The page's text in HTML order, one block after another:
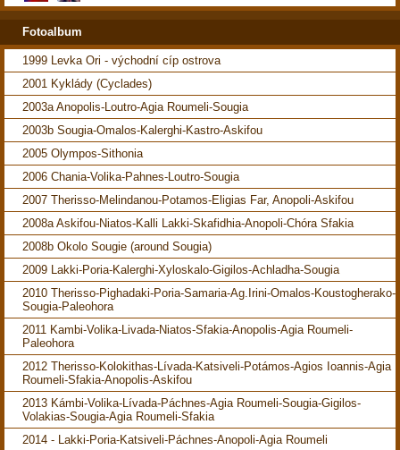
Fotoalbum
1999 Levka Ori - východní cíp ostrova
2001 Kyklády (Cyclades)
2003a Anopolis-Loutro-Agia Roumeli-Sougia
2003b Sougia-Omalos-Kalerghi-Kastro-Askifou
2005 Olympos-Sithonia
2006 Chania-Volika-Pahnes-Loutro-Sougia
2007 Therisso-Melindanou-Potamos-Eligias Far, Anopoli-Askifou
2008a Askifou-Niatos-Kalli Lakki-Skafidhia-Anopoli-Chóra Sfakia
2008b Okolo Sougie (around Sougia)
2009 Lakki-Poria-Kalerghi-Xyloskalo-Gigilos-Achladha-Sougia
2010 Therisso-Pighadaki-Poria-Samaria-Ag.Irini-Omalos-Koustogherako-
Sougia-Paleohora
2011 Kambi-Volika-Livada-Niatos-Sfakia-Anopolis-Agia Roumeli-
Paleohora
2012 Therisso-Kolokithas-Lívada-Katsiveli-Potámos-Agios Ioannis-Agia
Roumeli-Sfakia-Anopolis-Askifou
2013 Kámbi-Volika-Lívada-Páchnes-Agia Roumeli-Sougia-Gigilos-
Volakias-Sougia-Agia Roumeli-Sfakia
2014 - Lakki-Poria-Katsiveli-Páchnes-Anopoli-Agia Roumeli